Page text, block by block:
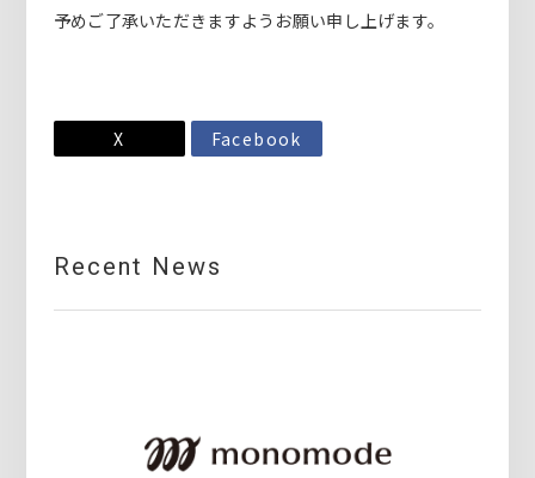
予めご了承いただきますようお願い申し上げます。
X Facebook
Recent News